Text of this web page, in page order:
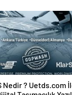
Nedir ? Uetds.com